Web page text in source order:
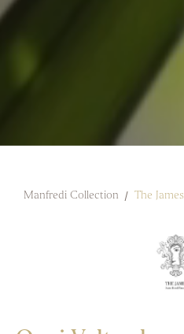
Manfredi Collection The James